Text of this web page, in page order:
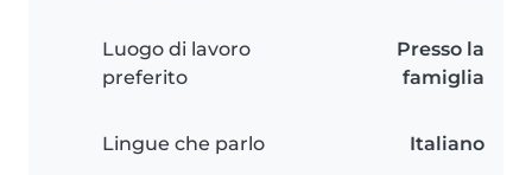
Luogo di lavoro
preferito
Presso la
famiglia
Lingue che parlo Italiano